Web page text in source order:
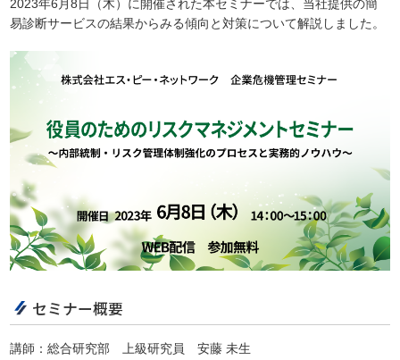
2023年6月8日（木）に開催された本セミナーでは、当社提供の簡
易診断サービスの結果からみる傾向と対策について解説しました。
セミナー概要
講師：総合研究部 上級研究員 安藤 未生